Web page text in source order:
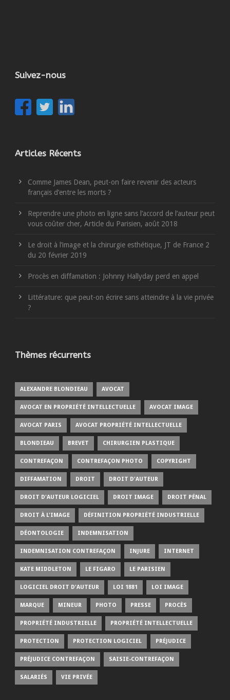
Suivez-nous
Articles Récents
Comme James Dean, peut-on faire revenir des acteurs
français d’entre les morts ?
Reprendre une photo en ligne sans l’accord de l’auteur peut
vous coûter cher, Article du Parisien, août 2018
Le droit à l’image et la chirurgie esthétique, JT de France 2
du 20 février 2019
Procès en diffamation : Johnny Hallyday perd en appel
Littérature: que peut-on écrire sans atteindre à la vie privée
?
Thèmes récurrents
ALEXANDRE BLONDIEAU AVOCAT
AVOCAT EN PROPRIÉTÉ INTELLECTUELLE AVOCAT IMAGE
AVOCAT PARIS AVOCAT PROPRIÉTÉ INTELLECTUELLE
BLONDIEAU BREVET CHIRURGIEN PLASTIQUE
CONTREFAÇON CONTREFAÇON PHOTO COPYRIGHT
DIFFAMATION DROIT DROIT D'AUTEUR
DROIT D'AUTEUR LOGICIEL DROIT IMAGE DROIT PÉNAL
DROIT À L'IMAGE DÉFINITION PROPRIÉTÉ INDUSTRIELLE
DÉONTOLOGIE INDEMNISATION
INDEMNISATION CONTREFAÇON INJURE INTERNET
KATE MIDDLETON LE FIGARO LE PARISIEN
LOGICIEL DROIT D'AUTEUR LOI 1881 LOI IMAGE
MARQUE MINEUR PHOTO PRESSE PROCÈS
PROPRIÉTÉ INDUSTRIELLE PROPRIÉTÉ INTELLECTUELLE
PROTECTION PROTECTION LOGICIEL PRÉJUDICE
PRÉJUDICE CONTREFAÇON SAISIE-CONTREFAÇON
SALARIÉS VIE PRIVÉE